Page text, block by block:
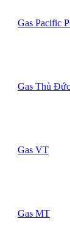
Gas Pacific
Gas Thủ Đức
Gas VT
Gas MT